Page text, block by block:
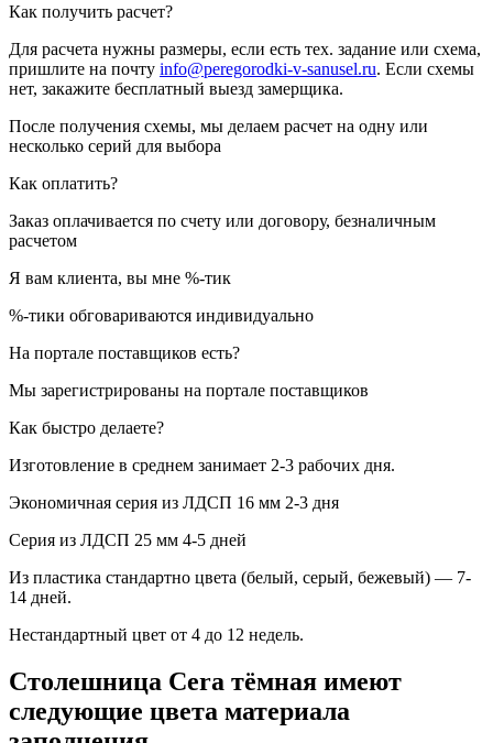
Как получить расчет?
Для расчета нужны размеры, если есть тех. задание или схема,
пришлите на почту info@peregorodki-v-sanusel.ru. Если схемы
нет, закажите бесплатный выезд замерщика.
После получения схемы, мы делаем расчет на одну или
несколько серий для выбора
Как оплатить?
Заказ оплачивается по счету или договору, безналичным
расчетом
Я вам клиента, вы мне %-тик
%-тики обговариваются индивидуально
На портале поставщиков есть?
Мы зарегистрированы на портале поставщиков
Как быстро делаете?
Изготовление в среднем занимает 2-3 рабочих дня.
Экономичная серия из ЛДСП 16 мм 2-3 дня
Серия из ЛДСП 25 мм 4-5 дней
Из пластика стандартно цвета (белый, серый, бежевый) — 7-
14 дней.
Нестандартный цвет от 4 до 12 недель.
Столешница Cera тёмная имеют
следующие цвета материала